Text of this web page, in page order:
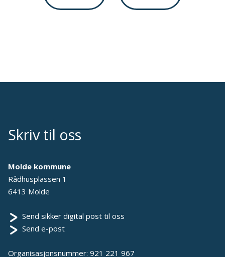
Skriv til oss
Molde kommune
Rådhusplassen 1
6413 Molde
Send sikker digital post til oss
Send e-post
Organisasjonsnummer: 921 221 967